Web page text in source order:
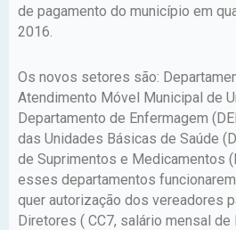
de pagamento do município em
2016.
Os novos setores são:
Atendimento Móvel Municipal de
Departamento de Enfermagem
das Unidades Básicas de Saúde
de Suprimentos e Medicamentos
esses departamentos
quer autorização dos vereadores
Diretores ( CC7, salário mensal de